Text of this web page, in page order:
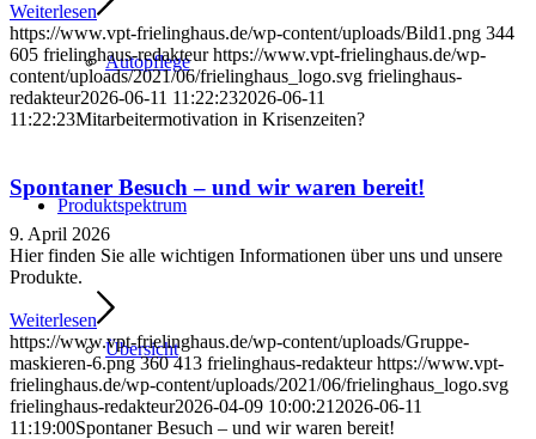
Autopflege
Produktspektrum
Übersicht
Weiterlesen
https://www.vpt-frielinghaus.de/wp-content/uploads/Bild1.png 344
605 frielinghaus-redakteur https://www.vpt-frielinghaus.de/wp-
content/uploads/2021/06/frielinghaus_logo.svg frielinghaus-
redakteur2026-06-11 11:22:232026-06-11
11:22:23Mitarbeitermotivation in Krisenzeiten?
Spontaner Besuch – und wir waren bereit!
9. April 2026
Hier finden Sie alle wichtigen Informationen über uns und unsere
Produkte.
Weiterlesen
https://www.vpt-frielinghaus.de/wp-content/uploads/Gruppe-
maskieren-6.png 360 413 frielinghaus-redakteur https://www.vpt-
frielinghaus.de/wp-content/uploads/2021/06/frielinghaus_logo.svg
frielinghaus-redakteur2026-04-09 10:00:21 2026-06-11
11:19:00Spontaner Besuch – und wir waren bereit!